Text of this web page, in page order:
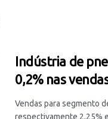
Indústria de
0,2% nas
Vendas para segmento
respectivamente 2,25%